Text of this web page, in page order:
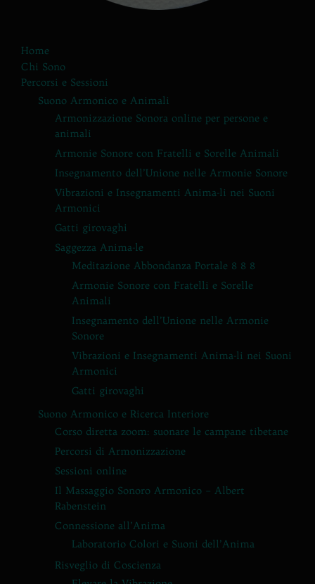
Home
Chi Sono
Percorsi e Sessioni
Suono Armonico e Animali
Armonizzazione Sonora online per persone e
animali
Armonie Sonore con Fratelli e Sorelle Animali
Insegnamento dell’Unione nelle Armonie Sonore
Vibrazioni e Insegnamenti Anima-li nei Suoni
Armonici
Gatti girovaghi
Saggezza Anima-le
Meditazione Abbondanza Portale 8 8 8
Armonie Sonore con Fratelli e Sorelle
Animali
Insegnamento dell’Unione nelle Armonie
Sonore
Vibrazioni e Insegnamenti Anima-li nei Suoni
Armonici
Gatti girovaghi
Suono Armonico e Ricerca Interiore
Corso diretta zoom: suonare le campane tibetane
Percorsi di Armonizzazione
Sessioni online
Il Massaggio Sonoro Armonico – Albert
Rabenstein
Connessione all’Anima
Laboratorio Colori e Suoni dell’Anima
Risveglio di Coscienza